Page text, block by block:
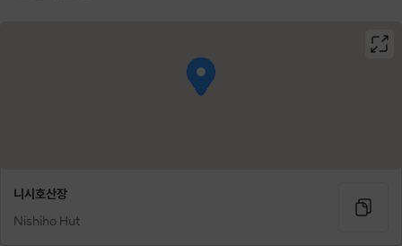
니시호산장
Nishiho Hut